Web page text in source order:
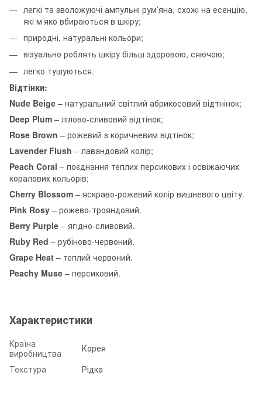
легкі та зволожуючі ампульні рум’яна, схожі на есенцію,
які м’яко вбираються в шкіру;
природні, натуральні кольори;
візуально роблять шкіру більш здоровою, сяючою;
легко тушуються.
Відтінки:
Nude Beige – натуральний світлий абрикосовий відтнінок;
Deep Plum – лілово-сливовий відтінок;
Rose Brown – рожевий з коричневим відтінок;
Lavender Flush – лавандовий колір;
Peach Coral – поєднання теплих персикових і освіжаючих
коралових кольорів;
Cherry Blossom – яскраво-рожевий колір вишневого цвіту.
Pink Rosy – рожево-трояндовий.
Berry Purple – ягідно-сливовий.
Ruby Red – рубіново-червоний.
Grape Heat – теплий червоний.
Peachy Muse – персиковий.
Характеристики
Країна
виробництва
Корея
Текстура
Рідка